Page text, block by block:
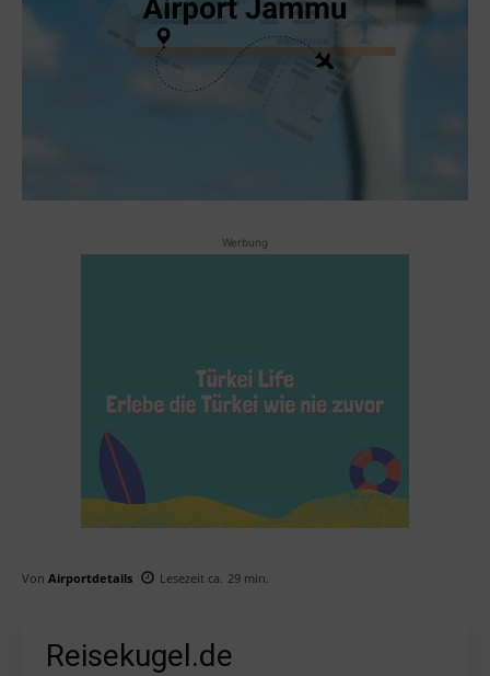
Werbung
Von Airportdetails Lesezeit ca. 29 min.
Reisekugel.de